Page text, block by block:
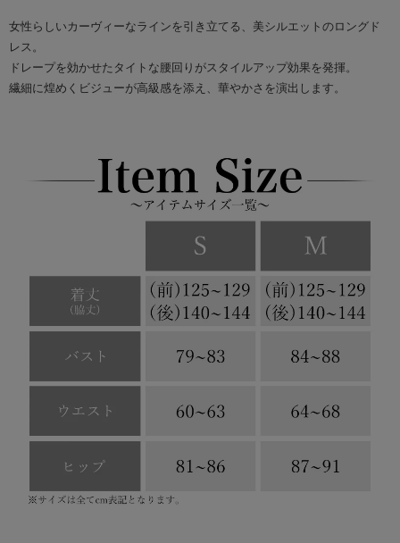
女性らしいカーヴィーなラインを引き立てる、美シルエットのロングド
レス。
ドレープを効かせたタイトな腰回りがスタイルアップ効果を発揮。
繊細に煌めくビジューが高級感を添え、華やかさを演出します。